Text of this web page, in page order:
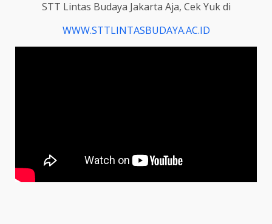
STT Lintas Budaya Jakarta Aja, Cek Yuk di
WWW.STTLINTASBUDAYA.AC.ID